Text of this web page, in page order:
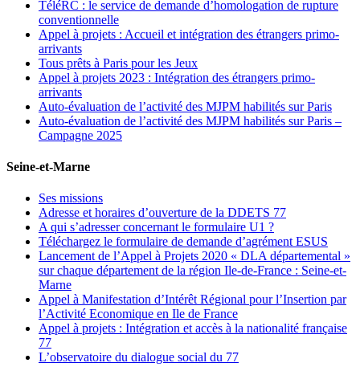
TéléRC : le service de demande d’homologation de rupture
conventionnelle
Appel à projets : Accueil et intégration des étrangers primo-
arrivants
Tous prêts à Paris pour les Jeux
Appel à projets 2023 : Intégration des étrangers primo-
arrivants
Auto-évaluation de l’activité des MJPM habilités sur Paris
Auto-évaluation de l’activité des MJPM habilités sur Paris –
Campagne 2025
Seine-et-Marne
Ses missions
Adresse et horaires d’ouverture de la DDETS 77
A qui s’adresser concernant le formulaire U1 ?
Téléchargez le formulaire de demande d’agrément ESUS
Lancement de l’Appel à Projets 2020 « DLA départemental »
sur chaque département de la région Ile-de-France : Seine-et-
Marne
Appel à Manifestation d’Intérêt Régional pour l’Insertion par
l’Activité Economique en Ile de France
Appel à projets : Intégration et accès à la nationalité française
77
L’observatoire du dialogue social du 77